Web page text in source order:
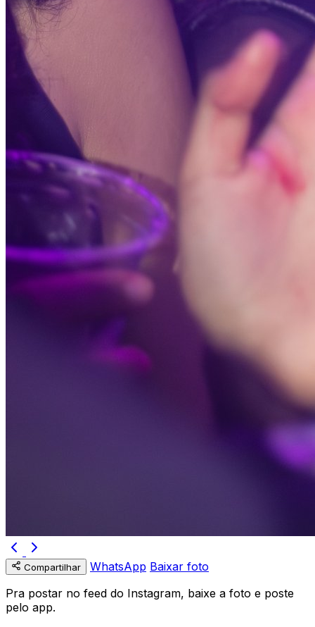
Compartilhar WhatsApp Baixar foto
Pra postar no feed do Instagram, baixe a foto e poste
pelo app.